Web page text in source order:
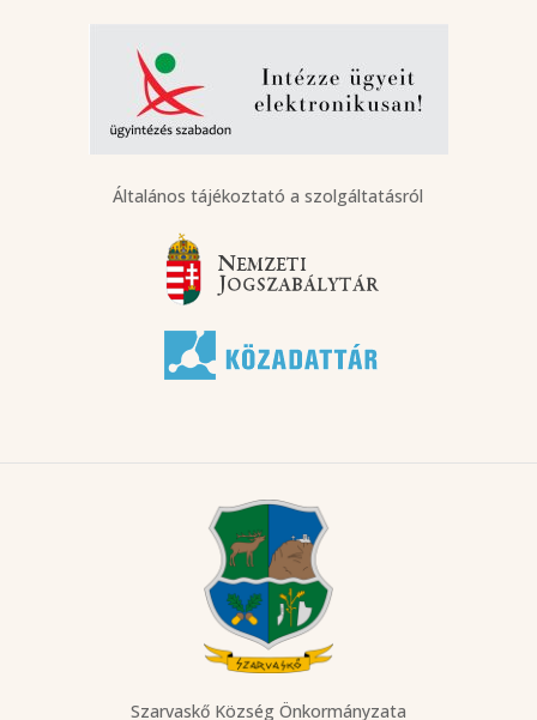
Általános tájékoztató a szolgáltatásról
Szarvaskő Község Önkormányzata